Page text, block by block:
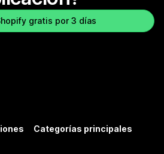
gratis por 3 días
Categorías principales